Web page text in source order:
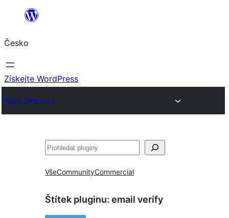
Přeskočit
obsah
Česko
Získejte WordPress
Plugin Directory
Hledat
VšeCommunityCommercial
Štítek pluginu: email verify